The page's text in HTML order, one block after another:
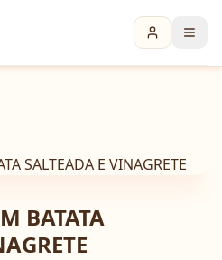
BATATA